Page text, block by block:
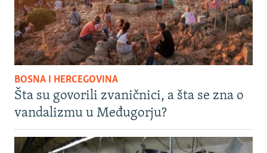
BOSNA I HERCEGOVINA
Šta su govorili zvaničnici, a šta se zna o
vandalizmu u Međugorju?